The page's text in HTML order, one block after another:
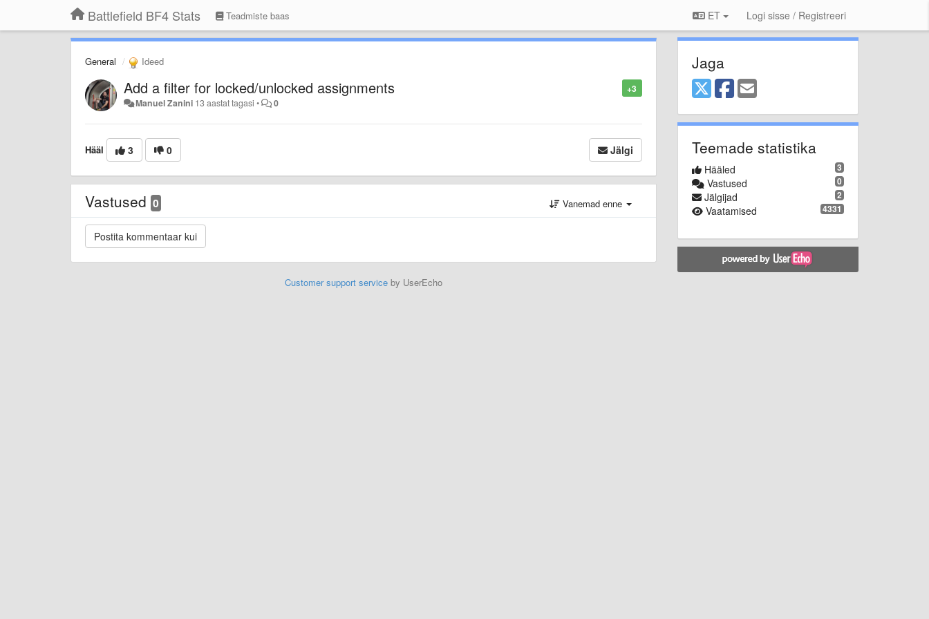
Battlefield BF4 Stats Teadmiste baas ET Logi sisse / Registreeri
General Ideed
+3
Add a filter for locked/unlocked assignments
Manuel Zanini 13 aastat tagasi • 0
Hääl 3 0 Jälgi
Vastused 0 Vanemad enne
Customer support serviceby UserEcho
Jaga
Teemade statistika
3
Hääled
0
Vastused
2
Jälgijad
4331
Vaatamised